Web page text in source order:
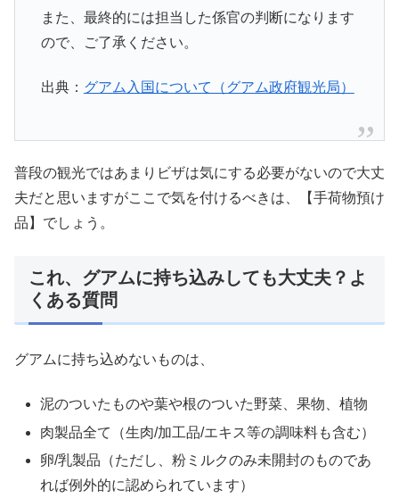
また、最終的には担当した係官の判断になります
ので、ご了承ください。
出典： グアム入国について（グアム政府観光局）
普段の観光ではあまりビザは気にする必要がないので大丈
夫だと思いますがここで気を付けるべきは、【手荷物預け
品】でしょう。
これ、グアムに持ち込みしても大丈夫？よ
くある質問
グアムに持ち込めないものは、
泥のついたものや葉や根のついた野菜、果物、植物
肉製品全て（生肉/加工品/エキス等の調味料も含む）
卵/乳製品（ただし、粉ミルクのみ未開封のものであ
れば例外的に認められています）